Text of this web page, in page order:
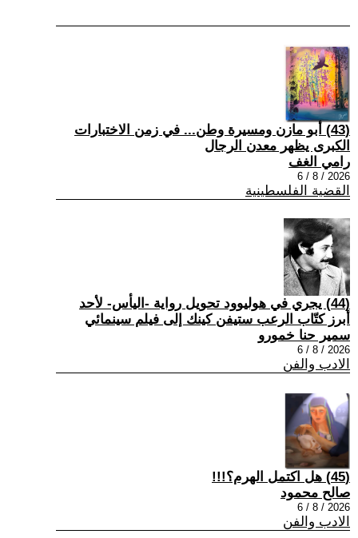
(43) أبو مازن ومسيرة وطن... في زمن الاختبارات
الكبرى يظهر معدن الرجال
رامي الغف
2026 / 8 / 6
القضية الفلسطينية
(44) يجري في هوليوود تحويل رواية -اليأس- لأحد
أبرز كتّاب الرعب ستيفن كينك إلى فيلم سينمائي
سمير حنا خمورو
2026 / 8 / 6
الادب والفن
(45) هل اكتمل الهرم؟!!!
صالح محمود
2026 / 8 / 6
الادب والفن